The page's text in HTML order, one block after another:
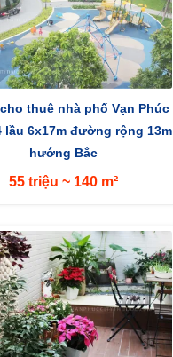
thuê nhà phố Vạn Phúc
lầu 6x17m đường rộng 13m
hướng Bắc
55 triệu ~ 140 m²